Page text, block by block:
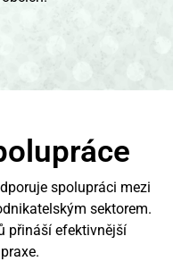
spolupráci mezi
sektorem.
přináší efektivnější